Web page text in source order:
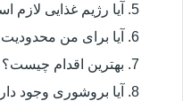
آیا رژیم غذایی لازم
آیا برای من
بهترین اقدام چیست؟
آیا بروشوری وجود